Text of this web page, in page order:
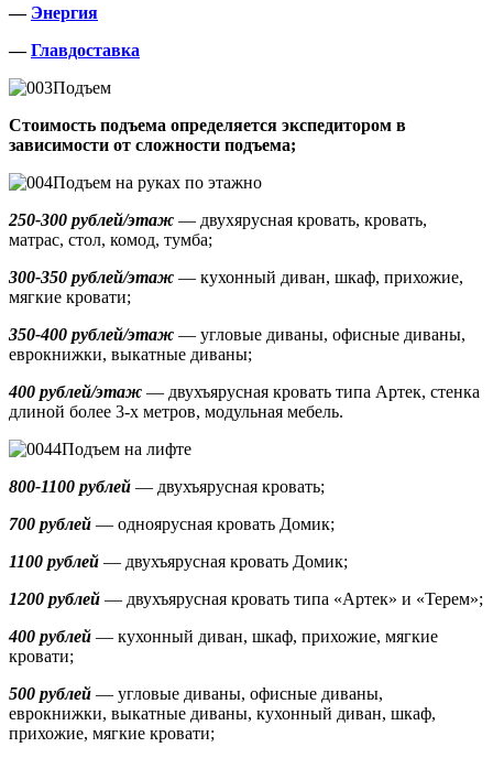
— Энергия
—Главдоставка
Подъем
Стоимость подъема определяется экспедитором в
зависимости от сложности подъема;
Подъем на руках по этажно
250-300 рублей/этаж — двухярусная кровать, кровать,
матрас, стол, комод, тумба;
300-350 рублей/этаж — кухонный диван, шкаф, прихожие,
мягкие кровати;
350-400 рублей/этаж — угловые диваны, офисные диваны,
еврокнижки, выкатные диваны;
400 рублей/этаж — двухъярусная кровать типа Артек, стенка
длиной более 3-х метров, модульная мебель.
Подъем на лифте
800-1100 рублей — двухъярусная кровать;
700 рублей — одноярусная кровать Домик;
1100 рублей — двухъярусная кровать Домик;
1200 рублей — двухъярусная кровать типа «Артек» и «Терем»;
400 рублей — кухонный диван, шкаф, прихожие, мягкие
кровати;
500 рублей — угловые диваны, офисные диваны,
еврокнижки, выкатные диваны, кухонный диван, шкаф,
прихожие, мягкие кровати;